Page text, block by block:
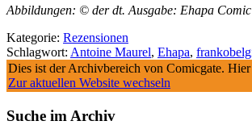
Abbildungen: © der dt. Ausgabe: Ehapa
Kategorie: Rezensionen
Schlagwort: Antoine Maurel, Ehapa,
Dies ist der Archivbereich von Comicgate.
Zur aktuellen Website wechseln
Suche im Archiv